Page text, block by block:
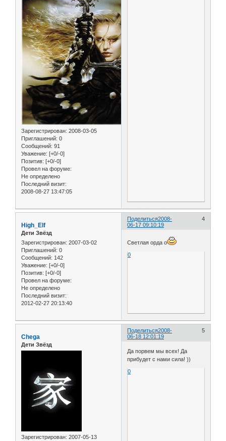
Зарегистрирован: 2008-03-05
Приглашений: 0
Сообщений: 91
Уважение: [+0/-0]
Позитив: [+0/-0]
Провел на форуме:
Не определено
Последний визит:
2008-08-27 13:47:05
Поделиться 4
2008-
06-17 09:10:19
High_Elf
Дети Звёзд
Зарегистрирован: 2007-03-02
Приглашений: 0
Сообщений: 142
Уважение: [+0/-0]
Позитив: [+0/-0]
Провел на форуме:
Не определено
Последний визит:
2012-02-27 20:13:40
Светлая орда о
0
Поделиться 5
2008-
06-18 12:01:19
Chega
Дети Звёзд
Зарегистрирован: 2007-05-13
Да порвем мы всех! Да
прибудет с нами сила! ))
0